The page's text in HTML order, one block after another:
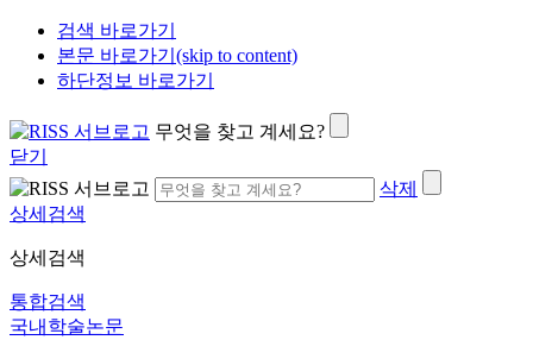
검색 바로가기
본문 바로가기(skip to content)
하단정보 바로가기
무엇을 찾고 계세요?
닫기
삭제
상세검색
상세검색
통합검색
국내학술논문